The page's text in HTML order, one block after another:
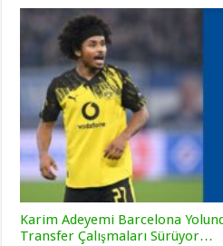
Karim Adeyemi Barcelona
Transfer Çalışmaları Sürüyor…